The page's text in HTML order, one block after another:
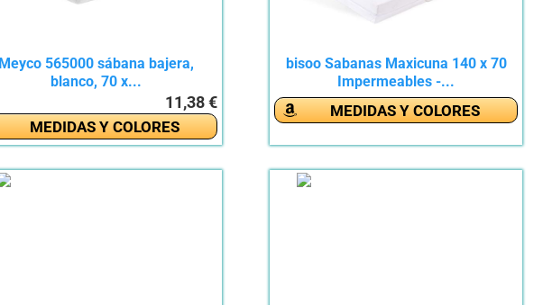
Meyco 565000 sábana bajera,
blanco, 70 x...
11,38 €
MEDIDAS Y COLORES
bisoo Sabanas Maxicuna 140 x 70
Impermeables -...
MEDIDAS Y COLORES